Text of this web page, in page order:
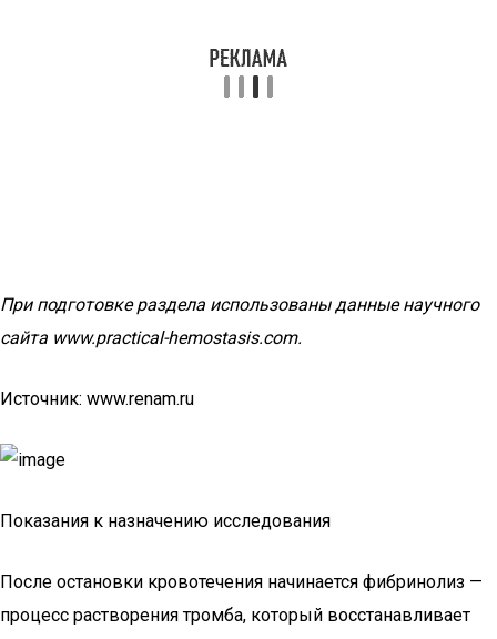
При подготовке раздела использованы данные научного
сайта www.practical-hemostasis.com.
Источник: www.renam.ru
Показания к назначению исследования
После остановки кровотечения начинается фибринолиз —
процесс растворения тромба, который восстанавливает